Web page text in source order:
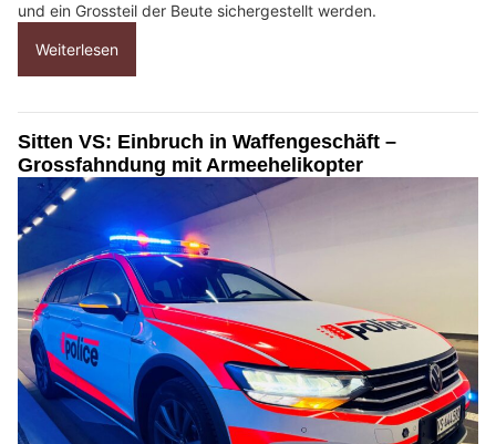
und ein Grossteil der Beute sichergestellt werden.
Weiterlesen
Sitten VS: Einbruch in Waffengeschäft –
Grossfahndung mit Armeehelikopter